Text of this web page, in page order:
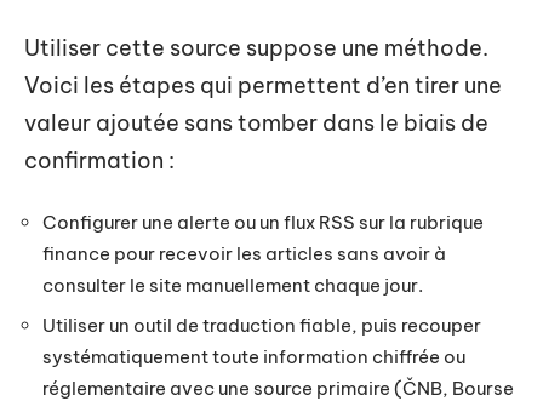
Utiliser cette source suppose une méthode.
Voici les étapes qui permettent d’en tirer une
valeur ajoutée sans tomber dans le biais de
confirmation :
Configurer une alerte ou un flux RSS sur la rubrique
finance pour recevoir les articles sans avoir à
consulter le site manuellement chaque jour.
Utiliser un outil de traduction fiable, puis recouper
systématiquement toute information chiffrée ou
réglementaire avec une source primaire (ČNB, Bourse